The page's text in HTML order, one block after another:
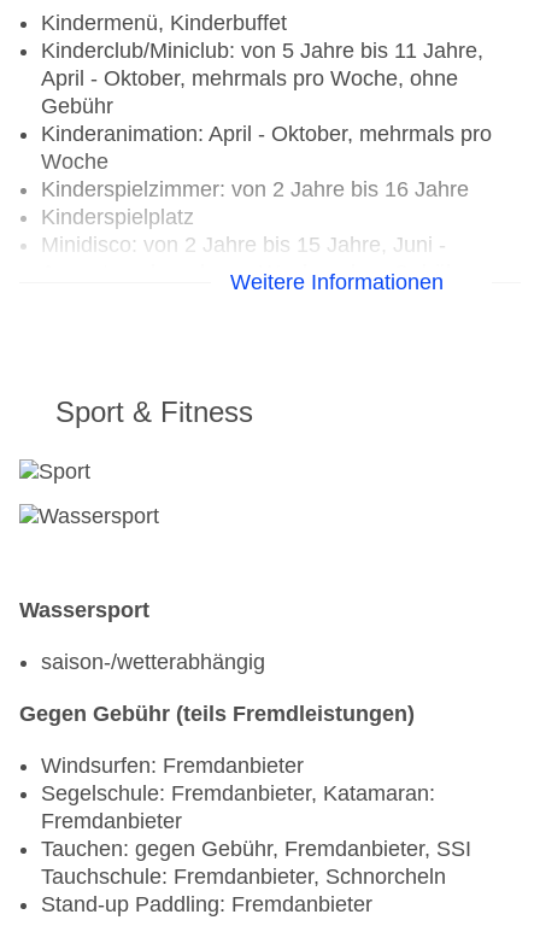
Im Reisezeitraum 19.04.2026 - 08.10.2026:
Halbpension Plus (vom 13.06. bis 05.09.2026)
beinhaltet:
Getränke zu den Mahlzeiten inbegriffen (außer
Frühstück): Bier vom Fass, Wein, Säfte mit und
ohne Kohlensäure sowie Wasser
Angepasste Ernährung für Allergiker auf Anfrage
Kindermenü, Kinderbuffet
Kinderclub/Miniclub: von 5 Jahre bis 11 Jahre,
April - Oktober, mehrmals pro Woche, ohne
Gebühr
Kinderanimation: April - Oktober, mehrmals pro
Woche
Kinderspielzimmer: von 2 Jahre bis 16 Jahre
Kinderspielplatz
Minidisco: von 2 Jahre bis 15 Jahre, Juni -
August, mehrmals pro Woche, ohne Gebühr
Oktober, mehrmals pro Woche, ohne Gebühr
Jugendanimation: April - Oktober, mehrmals pro
Woche
Weitere Informationen
Sport & Fitness
Wassersport
saison-/wetterabhängig
Gegen Gebühr (teils Fremdleistungen)
Windsurfen: Fremdanbieter
Segelschule: Fremdanbieter, Katamaran:
Fremdanbieter
Tauchen: gegen Gebühr, Fremdanbieter, SSI
Tauchschule: Fremdanbieter, Schnorcheln
Stand-up Paddling: Fremdanbieter